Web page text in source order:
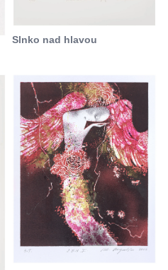
Slnko nad hlavou